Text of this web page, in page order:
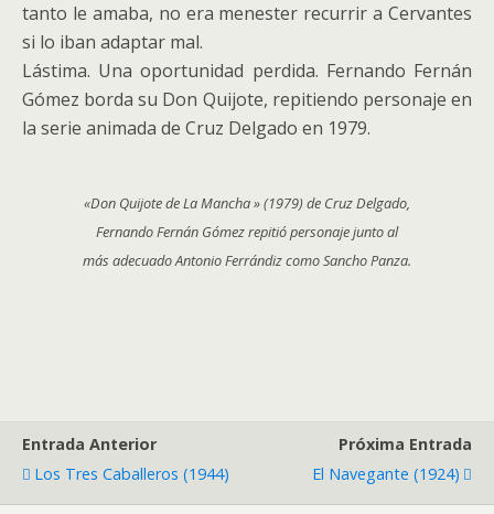
tanto le amaba, no era menester recurrir a Cervantes
si lo iban adaptar mal.
Lástima. Una oportunidad perdida. Fernando Fernán
Gómez borda su Don Quijote, repitiendo personaje en
la serie animada de Cruz Delgado en 1979.
«Don Quijote de La Mancha » (1979) de Cruz Delgado,
Fernando Fernán Gómez repitió personaje junto al
más adecuado Antonio Ferrándiz como Sancho Panza.
Entrada Anterior
Los Tres Caballeros (1944)
Próxima Entrada
El Navegante (1924)